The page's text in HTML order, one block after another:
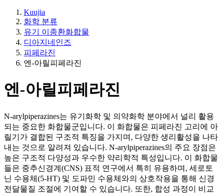
Kuujia
화학 분류
유기 이종환화합물
디아지네인즈
피페라진
엔-아릴피페라진
엔-아릴피페라진
N-arylpiperazines는 유기화학 및 의약화학 분야에서 널리 활용
되는 중요한 화합물군입니다. 이 화합물은 피페라진 고리에 아
릴기가 결합된 구조적 특징을 가지며, 다양한 생리활성을 나타
내는 것으로 알려져 있습니다. N-arylpiperazines의 주요 장점은
높은 구조적 다양성과 우수한 약리학적 특성입니다. 이 화합물
들은 중추신경계(CNS) 표적 연구에서 특히 유용하며, 세로토
닌 수용체(5-HT) 및 도파민 수용체와의 상호작용을 통해 신경
전달물질 조절에 기여할 수 있습니다. 또한, 합성 과정이 비교